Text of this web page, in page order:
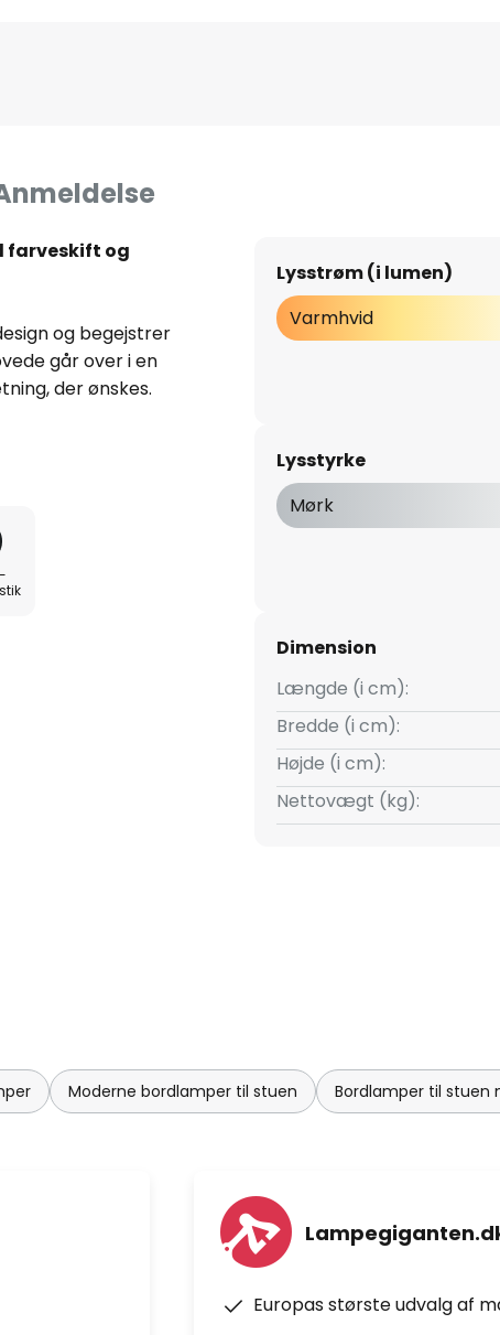
farveskift og
og begejstrer
går over i en
der ønskes.
med en
bekvemt per
Lysstrøm (i lumen)
Varmhvid
Lysstyrke
Mørk
Dimension
Længde (i cm):
Bredde (i cm):
Højde (i cm):
Nettovægt (kg):
Moderne bordlamper til stuen Bordlamper til
Europas største udvalg af